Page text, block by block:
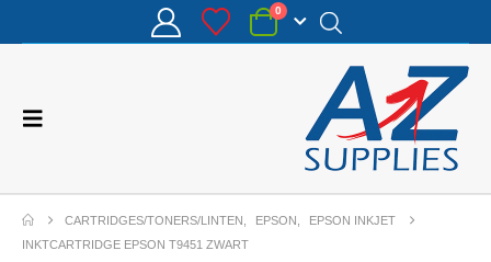
0
CARTRIDGES/TONERS/LINTEN EPSON
EPSON INKJET
INKTCARTRIDGE EPSON T9451 ZWART